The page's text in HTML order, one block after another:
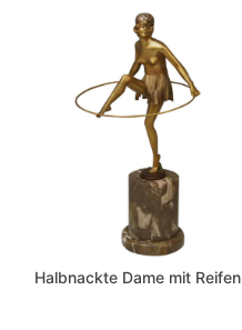
Halbnackte Dame mit Reifen